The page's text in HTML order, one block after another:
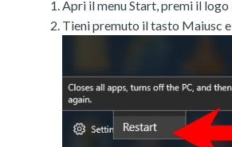
Apri il menu Start, premi il logo
Tieni premuto il tasto Maiusc